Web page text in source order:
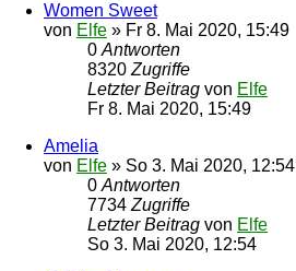
Women Sweet
von Elfe » Fr 8. Mai 2020, 15:49
0 Antworten
8320 Zugriffe
Letzter Beitrag von Elfe
Fr 8. Mai 2020, 15:49
Amelia
von Elfe » So 3. Mai 2020, 12:54
0 Antworten
7734 Zugriffe
Letzter Beitrag von Elfe
So 3. Mai 2020, 12:54